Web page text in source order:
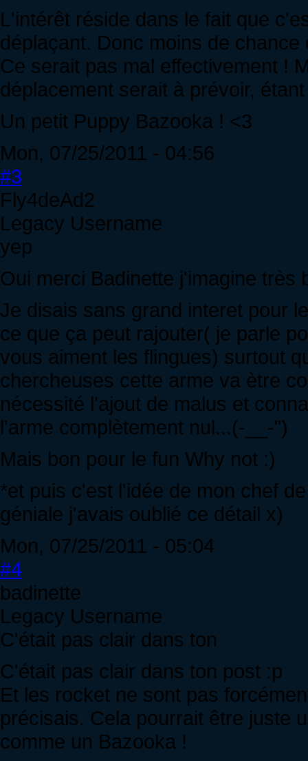
L'intérêt réside dans le fait que
déplaçant. Donc moins de chance
Ce serait pas mal effectivement !
déplacement serait à prévoir,
Un petit Puppy Bazooka ! <3
Mon, 07/25/2011 - 04:56
#3
Fly4deAd2
Legacy Username
yep
Oui merci Badinette j'imagine très
Je disais sans grand interet pour
ce que ça peut rajouter( je parle
vous aiment les flingues) surtout
chercheuses cette arme va ètre
nécessité l'ajout de malus et
l'arme complètement nul...(-__-")
Mais bon pour le fun Why not :)
*et puis c'est l'idée de mon chef
géniale j'avais oublié ce détail x)
Mon, 07/25/2011 - 05:04
#4
badinette
Legacy Username
C'était pas clair dans ton
C'était pas clair dans ton post :p
Et les rocket ne sont pas
précisais. Cela pourrait être juste
comme un Bazooka !